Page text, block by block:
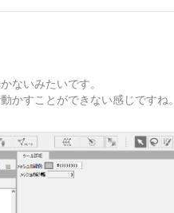
ないみたいです。
かすことができない感じですね。